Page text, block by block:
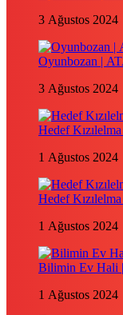
3 Ağustos 2024
Oyunbozan |
3 Ağustos 2024
Hedef
1 Ağustos 2024
Hedef
1 Ağustos 2024
Bilimin Ev Hali |
1 Ağustos 2024